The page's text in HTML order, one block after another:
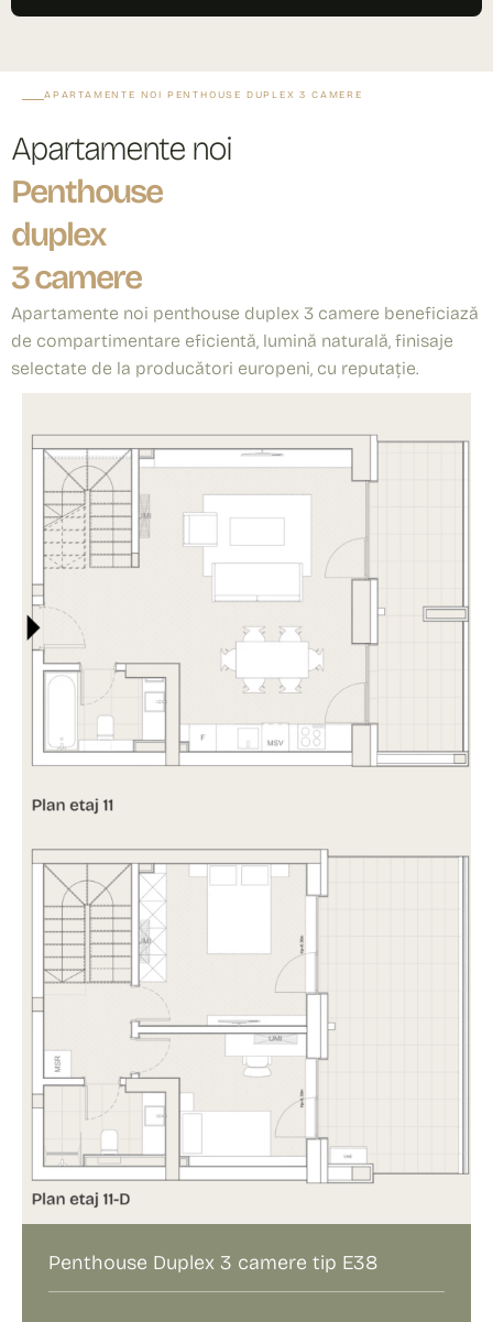
APARTAMENTE NOI PENTHOUSE DUPLEX 3 CAMERE
Apartamente noi
Penthouse
duplex
3 camere
Apartamente noi penthouse duplex 3 camere beneficiază
de compartimentare eficientă, lumină naturală, finisaje
selectate de la producători europeni, cu reputație.
Penthouse Duplex 3 camere tip E38